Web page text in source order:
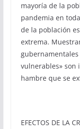
mayoría de la
pandemia en
de la población
extrema.
vulnerables» son
hambre que se
EFECTOS DE LA